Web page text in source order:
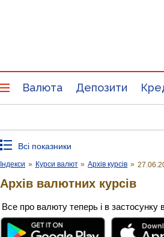
Валюта Депозити
Всі показники
Індекси » Курси валют » Архів курсів »
Архів валютних курсів
Все про валюту теперь і в застосунку